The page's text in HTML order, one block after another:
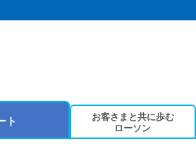
ト
お客さまと共に歩む
ローソン